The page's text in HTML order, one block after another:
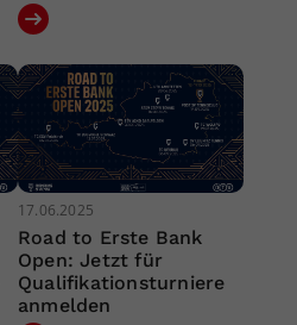
17.06.2025
Road to Erste Bank
Open: Jetzt für
Qualifikationsturniere
anmelden